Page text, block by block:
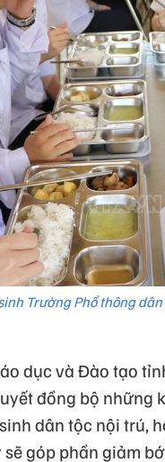
Trường Phổ thông
dục và Đào tạo
đồng bộ những
dân tộc nội trú,
góp phần giảm